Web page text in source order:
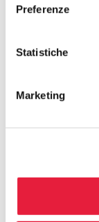
Preferenze
Statistiche
Marketing